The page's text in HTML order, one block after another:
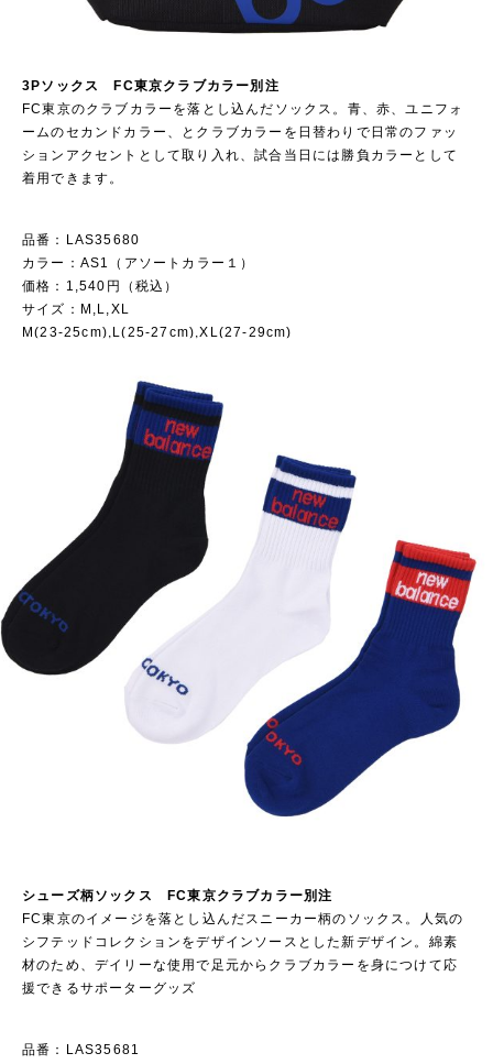
3Pソックス FC東京クラブカラー別注
FC東京のクラブカラーを落とし込んだソックス。青、赤、ユニフォ
ームのセカンドカラー、とクラブカラーを日替わりで日常のファッ
ションアクセントとして取り入れ、試合当日には勝負カラーとして
着用できます。
品番：LAS35680
カラー：AS1（アソートカラー１）
価格：1,540円（税込）
サイズ：M,L,XL
M(23-25cm),L(25-27cm),XL(27-29cm)
シューズ柄ソックス FC東京クラブカラー別注
FC東京のイメージを落とし込んだスニーカー柄のソックス。人気の
シフテッドコレクションをデザインソースとした新デザイン。綿素
材のため、デイリーな使用で足元からクラブカラーを身につけて応
援できるサポーターグッズ
品番：LAS35681